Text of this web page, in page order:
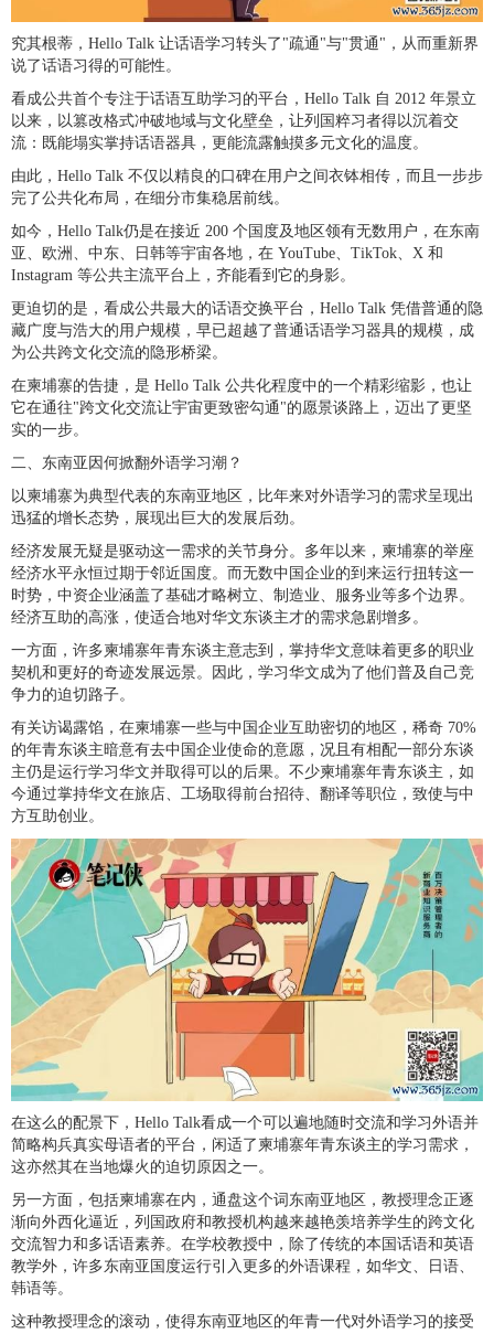
究其根蒂，Hello Talk 让话语学习转头了"疏通"与"贯通"，从而重新界
说了话语习得的可能性。
看成公共首个专注于话语互助学习的平台，Hello Talk 自 2012 年景立
以来，以篡改格式冲破地域与文化壁垒，让列国粹习者得以沉着交
流：既能塌实掌持话语器具，更能流露触摸多元文化的温度。
由此，Hello Talk 不仅以精良的口碑在用户之间衣钵相传，而且一步步
完了公共化布局，在细分市集稳居前线。
如今，Hello Talk仍是在接近 200 个国度及地区领有无数用户，在东南
亚、欧洲、中东、日韩等宇宙各地，在 YouTube、TikTok、X 和
Instagram 等公共主流平台上，齐能看到它的身影。
更迫切的是，看成公共最大的话语交换平台，Hello Talk 凭借普通的隐
藏广度与浩大的用户规模，早已超越了普通话语学习器具的规模，成
为公共跨文化交流的隐形桥梁。
在柬埔寨的告捷，是 Hello Talk 公共化程度中的一个精彩缩影，也让
它在通往"跨文化交流让宇宙更致密勾通"的愿景谈路上，迈出了更坚
实的一步。
二、东南亚因何掀翻外语学习潮？
以柬埔寨为典型代表的东南亚地区，比年来对外语学习的需求呈现出
迅猛的增长态势，展现出巨大的发展后劲。
经济发展无疑是驱动这一需求的关节身分。多年以来，柬埔寨的举座
经济水平永恒过期于邻近国度。而无数中国企业的到来运行扭转这一
时势，中资企业涵盖了基础才略树立、制造业、服务业等多个边界。
经济互助的高涨，使适合地对华文东谈主才的需求急剧增多。
一方面，许多柬埔寨年青东谈主意志到，掌持华文意味着更多的职业
契机和更好的奇迹发展远景。因此，学习华文成为了他们普及自己竞
争力的迫切路子。
有关访谒露馅，在柬埔寨一些与中国企业互助密切的地区，稀奇 70%
的年青东谈主暗意有去中国企业使命的意愿，况且有相配一部分东谈
主仍是运行学习华文并取得可以的后果。不少柬埔寨年青东谈主，如
今通过掌持华文在旅店、工场取得前台招待、翻译等职位，致使与中
方互助创业。
在这么的配景下，Hello Talk看成一个可以遍地随时交流和学习外语并
简略构兵真实母语者的平台，闲适了柬埔寨年青东谈主的学习需求，
这亦然其在当地爆火的迫切原因之一。
另一方面，包括柬埔寨在内，通盘这个词东南亚地区，教授理念正逐
渐向外西化逼近，列国政府和教授机构越来越艳羡培养学生的跨文化
交流智力和多话语素养。在学校教授中，除了传统的本国话语和英语
教学外，许多东南亚国度运行引入更多的外语课程，如华文、日语、
韩语等。
这种教授理念的滚动，使得东南亚地区的年青一代对外语学习的接受